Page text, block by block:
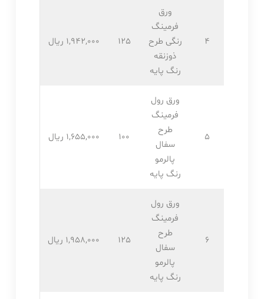
4
ورق
فرمینگ
رنگی طرح
ذوزنقه
رنگ پایه
125 1,942,۰۰۰ ریال
5
ورق رول
فرمینگ
طرح
سفال
پالرمو
رنگ پایه
100 1,655,۰۰۰ ریال
6
ورق رول
فرمینگ
طرح
سفال
پالرمو
رنگ پایه
125 1,958,۰۰۰ ریال